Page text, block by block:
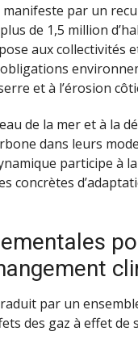
par un
de 1,5 million
aux collectivités
et à l’érosion
de la mer et à la
dans leurs
participe à
concrètes
par un
des gaz à effet de